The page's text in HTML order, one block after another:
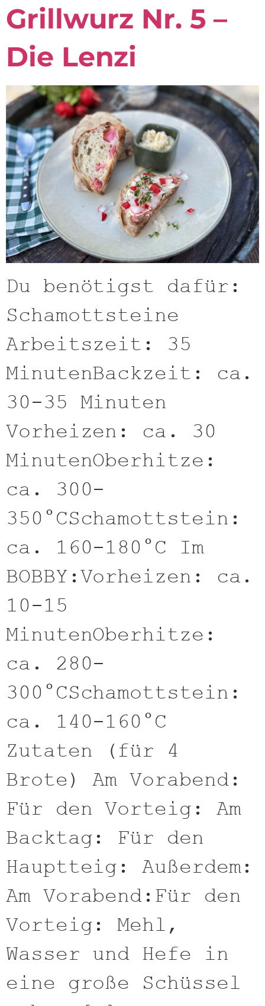
Grillwurz Nr. 5 –
Die Lenzi
Du benötigst dafür:
Schamottsteine
Arbeitszeit: 35
MinutenBackzeit: ca.
30-35 Minuten
Vorheizen: ca. 30
MinutenOberhitze:
ca. 300-
350°CSchamottstein:
ca. 160-180°C Im
BOBBY:Vorheizen: ca.
10-15
MinutenOberhitze:
ca. 280-
300°CSchamottstein:
ca. 140-160°C
Zutaten (für 4
Brote) Am Vorabend:
Für den Vorteig: Am
Backtag: Für den
Hauptteig: Außerdem:
Am Vorabend:Für den
Vorteig: Mehl,
Wasser und Hefe in
eine große Schüssel